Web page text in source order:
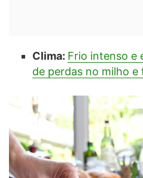
Clima: Frio intenso e
de perdas no milho e